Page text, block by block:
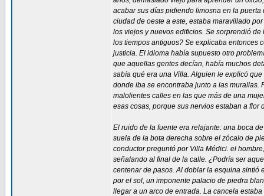
acabar sus días pidiendo limosna en la
ciudad de oeste a este, estaba maravillado
los viejos y nuevos edificios. Se sorprendió
los tiempos antiguos? Se explicaba entonces
justicia. El idioma había supuesto otro
que aquellas gentes decían, había muchos
sabía qué era una Villa. Alguien le explicó
donde iba se encontraba junto a las murallas.
malolientes calles en las que más de una
esas cosas, porque sus nervios estaban a flor
El ruido de la fuente era relajante: una boca
suela de la bota derecha sobre el zócalo de
conductor preguntó por Villa Médici. el
señalando al final de la calle. ¿Podría ser
centenar de pasos. Al doblar la esquina sintió
por el sol, un imponente palacio de piedra
llegar a un arco de entrada. La cancela